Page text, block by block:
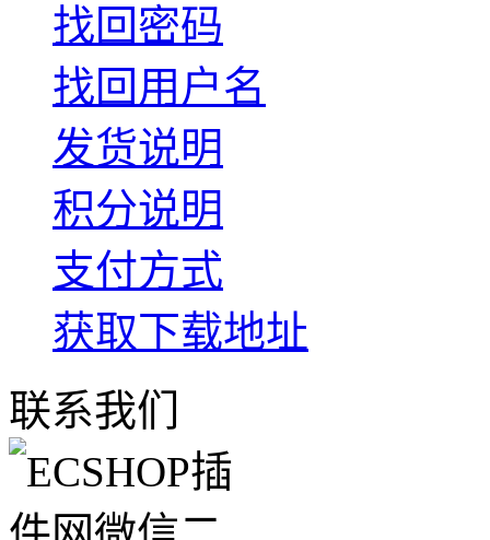
找回密码
找回用户名
发货说明
积分说明
支付方式
获取下载地址
联系我们